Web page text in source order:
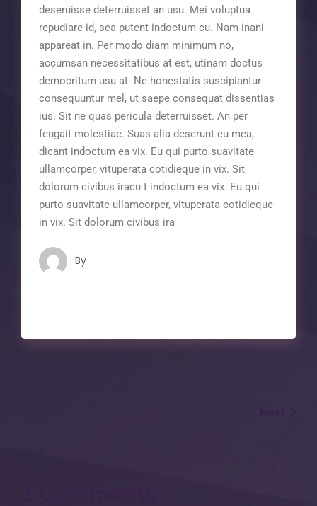
deseruisse deterruisset an usu. Mei voluptua
repudiare id, sea putent indoctum cu. Nam inani
appareat in. Per modo diam minimum no,
accumsan necessitatibus at est, utinam doctus
democritum usu at. Ne honestatis suscipiantur
consequuntur mel, ut saepe consequat dissentias
ius. Sit ne quas pericula deterruisset. An per
feugait molestiae. Suas alia deserunt eu mea,
dicant indoctum ea vix. Eu qui purto suavitate
ullamcorper, vituperata cotidieque in vix. Sit
dolorum civibus iracu t indoctum ea vix. Eu qui
purto suavitate ullamcorper, vituperata cotidieque
in vix. Sit dolorum civibus ira
By